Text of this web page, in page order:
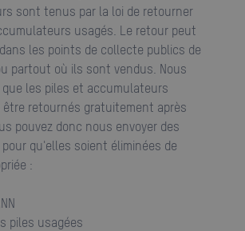
sont tenus par la loi de retourner
usagés. Le retour peut
les points de collecte publics de
partout où ils sont vendus. Nous
que les piles et accumulateurs
retournés gratuitement après
pouvez donc nous envoyer des
qu'elles soient éliminées de
:
piles usagées